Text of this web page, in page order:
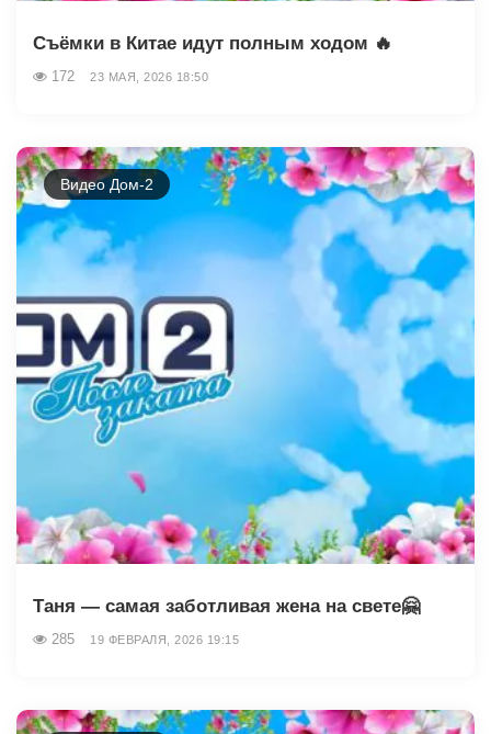
Съёмки в Китае идут полным ходом 🔥
172 23 МАЯ, 2026 18:50
Видео Дом-2
Таня — самая заботливая жена на свете🤗
285 19 ФЕВРАЛЯ, 2026 19:15